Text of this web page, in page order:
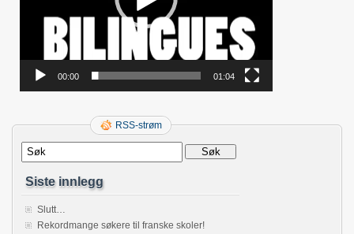
00:00 01:04
RSS-strøm
Siste innlegg
Slutt…
Rekordmange søkere til franske skoler!